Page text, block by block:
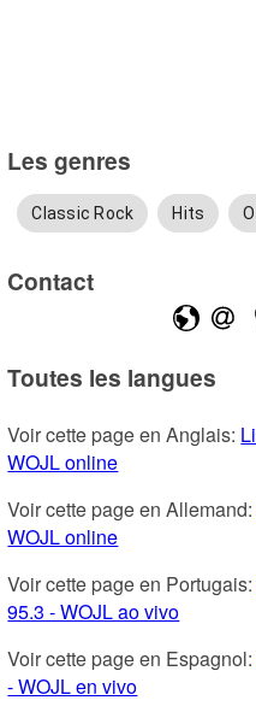
Les genres
Classic Rock Hits
Contact
Toutes les langues
Voir cette page en Anglais:
WOJL online
Voir cette page en Allemand:
WOJL online
Voir cette page en Portugais:
95.3 - WOJL ao vivo
Voir cette page en Espagnol:
- WOJL en vivo